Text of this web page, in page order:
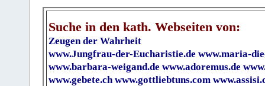
Suche in den kath. Webseiten von:
Zeugen der Wahrheit
www.Jungfrau-der-Eucharistie.de www.maria-
www.barbara-weigand.de www.adoremus.de
www.gebete.ch www.gottliebtuns.com